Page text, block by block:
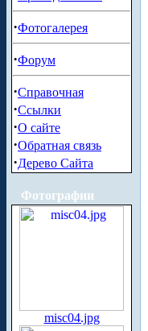
·Фотогалерея
·Форум
·Справочная
·Ссылки
·О сайте
·Обратная связь
·Дерево Сайта
Фотографии
misc04.jpg